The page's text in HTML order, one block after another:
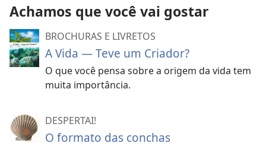
Achamos que você vai gostar
BROCHURAS E LIVRETOS
A Vida — Teve um Criador?
O que você pensa sobre a origem da vida tem
muita importância.
DESPERTAI!
O formato das conchas